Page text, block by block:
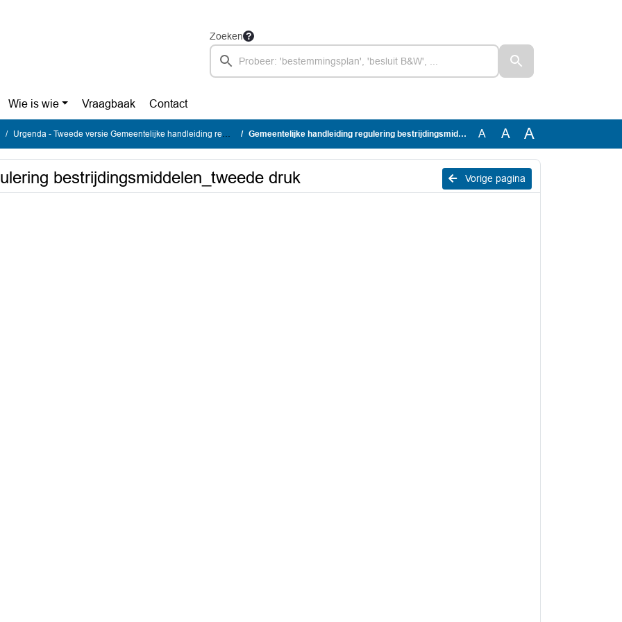
Zoeken
Wie is wie Vraagbaak Contact
Urgenda - Tweede versie Gemeentelijke handleiding regulering bestrijdingsmiddelen Gemeentelijke handleiding regulering bestrijdingsmiddelen_tweede druk A A A
Vorige pagina
bestrijdingsmiddelen_tweede druk